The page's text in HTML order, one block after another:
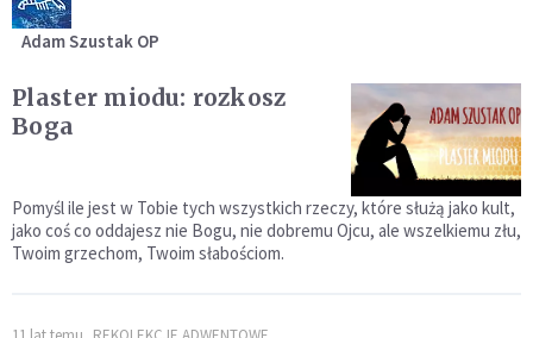
Adam Szustak OP
Plaster miodu: rozkosz
Boga
Pomyśl ile jest w Tobie tych wszystkich rzeczy, które służą jako kult,
jako coś co oddajesz nie Bogu, nie dobremu Ojcu, ale wszelkiemu złu,
Twoim grzechom, Twoim słabościom.